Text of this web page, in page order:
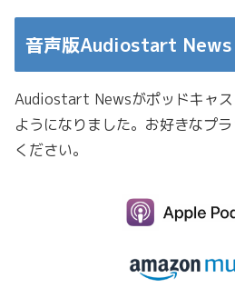
音声版Audiostart News
Audiostart Newsがポッドキャス
ようになりました。お好きなプ
ください。